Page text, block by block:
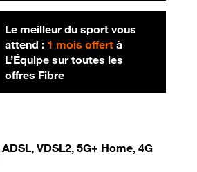
Le meilleur du sport vous
attend : 1 mois offertà
L’Équipe sur toutes les
offres Fibre
VDSL2, 5G+ Home, 4G